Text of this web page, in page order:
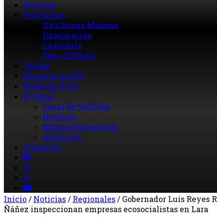
Horarios
Programas
Una Buena Mañana
Imaginación
La Brújula
Gaby D’Noche
Tarifas
Descarga la APP
Señal En Vivo
El Canal
Canal de YouTube
Nosotros
Mariano Kossowski
Ubicación
Contactos
Inicio/ Noticias/ Regionales/ Gobernador Luis Reyes
Ñáñez inspeccionan empresas ecosocialistas en Lara